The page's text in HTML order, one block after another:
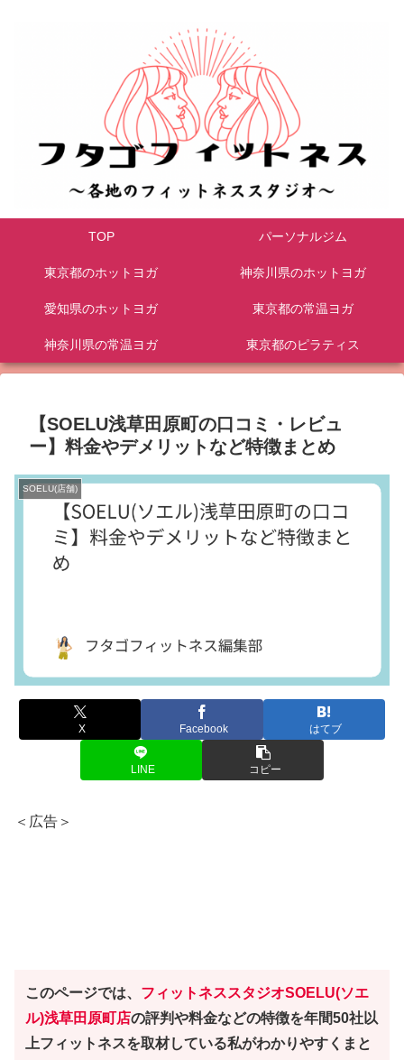
TOP パーソナルジム
東京都のホットヨガ 神奈川県のホットヨガ
愛知県のホットヨガ 東京都の常温ヨガ
神奈川県の常温ヨガ 東京都のピラティス
【SOELU浅草田原町の口コミ・レビュ
ー】料金やデメリットなど特徴まとめ
SOELU(店舗)
X Facebook はてブ
LINE コピー
＜広告＞
このページでは、 フィットネススタジオSOELU(ソエ
ル)浅草田原町店の評判や料金などの特徴を年間50社以
上フィットネスを取材している私がわかりやすくまと